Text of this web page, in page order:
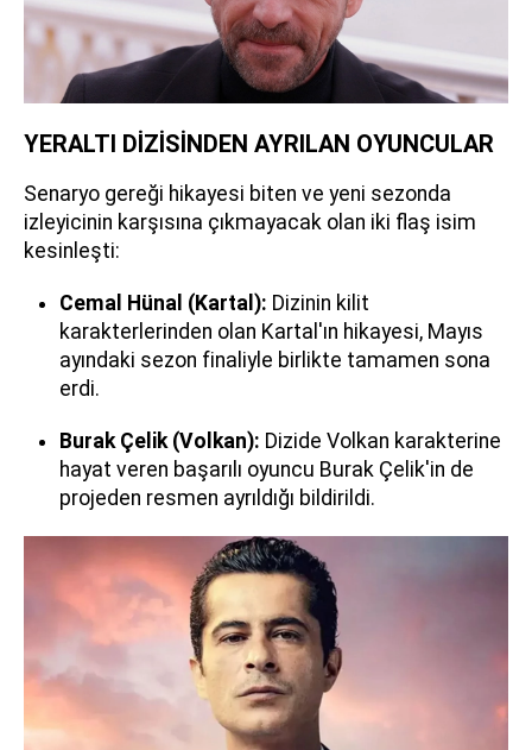
YERALTI DİZİSİNDEN AYRILAN OYUNCULAR
Senaryo gereği hikayesi biten ve yeni sezonda
izleyicinin karşısına çıkmayacak olan iki flaş isim
kesinleşti:
Cemal Hünal (Kartal): Dizinin kilit
karakterlerinden olan Kartal'ın hikayesi, Mayıs
ayındaki sezon finaliyle birlikte tamamen sona
erdi.
Burak Çelik (Volkan): Dizide Volkan karakterine
hayat veren başarılı oyuncu Burak Çelik'in de
projeden resmen ayrıldığı bildirildi.